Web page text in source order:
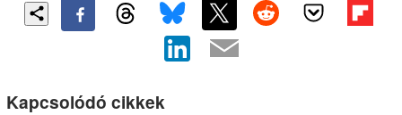
Kapcsolódó cikkek